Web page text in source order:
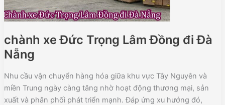
chành xe Đức Trọng Lâm Đồng đi Đà
Nẵng
Nhu cầu vận chuyển hàng hóa giữa khu vực Tây Nguyên và
miền Trung ngày càng tăng nhờ hoạt động thương mại, sản
xuất và phân phối phát triển mạnh. Đáp ứng xu hướng đó,